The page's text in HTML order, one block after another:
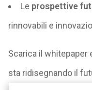
Le prospettive
rinnovabili e
Scarica ilwhitepaper
sta ridisegnando il